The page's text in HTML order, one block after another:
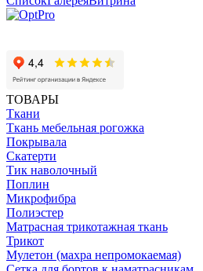
ТОВАРЫ
Ткани
Ткань мебельная рогожка
Покрывала
Скатерти
Тик наволочный
Поплин
Микрофибра
Полиэстер
Матрасная трикотажная ткань
Трикот
Мулетон (махра непромокаемая)